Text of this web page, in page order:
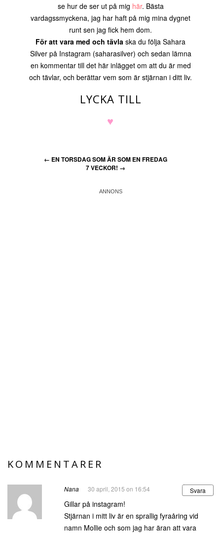
se hur de ser ut på mig här. Bästa
vardagssmyckena, jag har haft på mig mina dygnet
runt sen jag fick hem dom.
För att vara med och tävla ska du följa Sahara
Silver på Instagram (saharasilver) och sedan lämna
en kommentar till det här inlägget om att du är med
och tävlar, och berättar vem som är stjärnan i ditt liv.
LYCKA TILL
♥
← EN TORSDAG SOM ÄR SOM EN FREDAG
7 VECKOR! →
KOMMENTARER
Nana 30 april, 2015 on 16:54 Svara
Gillar på instagram!
Stjärnan i mitt liv är en sprallig fyraåring vid
namn Mollie och som jag har äran att vara